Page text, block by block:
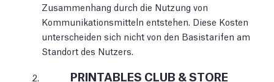
Zusammenhang durch die Nutzung von
Kommunikationsmitteln entstehen. Diese Kosten
unterscheiden sich nicht von den Basistarifen am
Standort des Nutzers.
PRINTABLES CLUB & STORE